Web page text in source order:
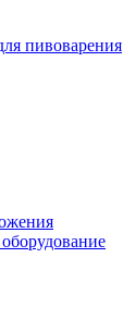
пивоварения